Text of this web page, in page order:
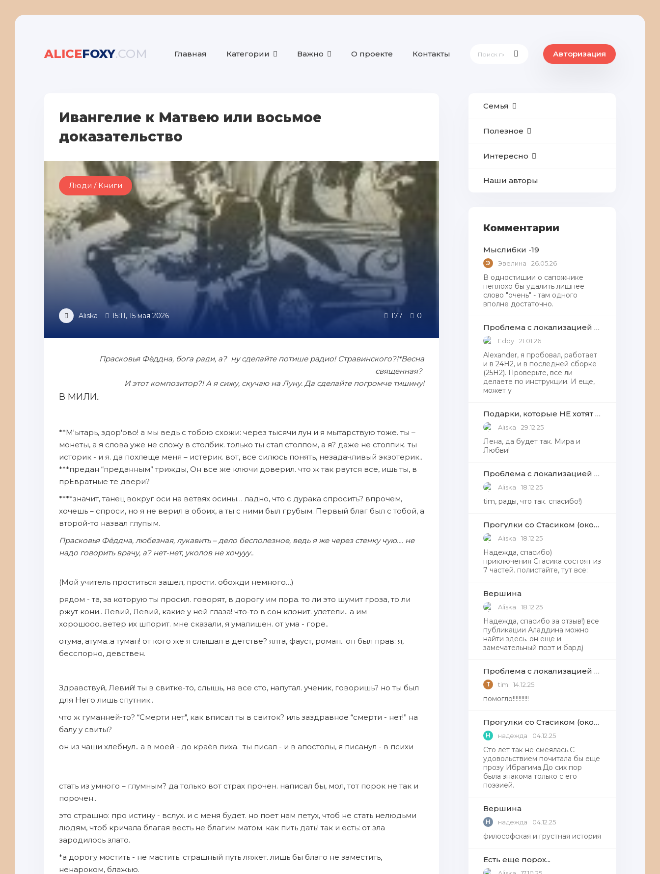
ALICEFOXY.COM Главная Категории Важно О проекте Контакты Авторизация
Ивангелие к Матвею или восьмое
доказательство
Люди / Книги
Aliska 15:11, 15 мая 2026 177 0
Прасковья Фёддна, бога ради, а? ну сделайте потише радио! Стравинского?!*Весна
священная?
И этот композитор?! А я сижу, скучаю на Луну. Да сделайте погромче тишину!
В МИЛИ..
**М'ытарь, здор'ово! а мы ведь с тобою схожи: через тысячи лун и я мытарствую тоже. ты –
монеты, а я слова уже не сложу в столбик. только ты стал столпом, а я? даже не столпик. ты
историк - и я. да похлеще меня – истерик. вот, все силюсь понять, незадачливый экзотерик..
***предан “преданным” трижды, Он все же ключи доверил. что ж так рвутся все, ишь ты, в
прЕвратные те двери?
****значит, танец вокруг оси на ветвях осины… ладно, что с дурака спросить? впрочем,
хочешь – спроси, но я не верил в обоих, а ты с ними был грубым. Первый благ был с тобой, а
второй-то назвал глупым.
Прасковья Фёддна, любезная, лукавить – дело бесполезное, ведь я же через стенку чую…. не
надо говорить врачу, а? нет-нет, уколов не хочууу..
(Мой учитель проститься зашел, прости. обожди немного…)
рядом - та, за которую ты просил. говорят, в дорогу им пора. то ли это шумит гроза, то ли
ржут кони.. Левий, Левий, какие у ней глаза! что-то в сон клонит. улетели.. а им
хорошооо..ветер их шпорит. мне сказали, я умалишен. от ума - горе..
отума, атума..а туман! от кого же я слышал в детстве? ялта, фауст, роман.. он был прав: я,
бесспорно, девствен.
Здравствуй, Левий! ты в свитке-то, слышь, на все сто, напутал. ученик, говоришь? но ты был
для Него лишь спутник..
что ж гуманней-то? “Смерти нет", как вписал ты в свиток? иль заздравное “смерти - нет!” на
балу у свиты?
он из чаши хлебнул.. а в моей - до краёв лиха. ты писал - и в апостолы, я писанул - в психи
стать из умного – глумным? да только вот страх прочен. написал бы, мол, тот порок не так и
порочен..
это страшно: про истину - вслух. и с меня будет. но поет нам петух, чтоб не стать нелюдьми
людям, чтоб кричала благая весть не благим матом. как пить дать! так и есть: от зла
зародилось злато.
*а дорогу мостить - не мастить. страшный путь ляжет. лишь бы благо не заместить,
ненароком, блажью.
Семья
Полезное
Интересно
Наши авторы
Комментарии
Мыслибки -19
Э Эвелина 26.05.26
В одностишии о сапожнике
неплохо бы удалить лишнее
слово "очень" - там одного
вполне достаточно.
Проблема с локализацией языков Windows Defender, Microsoft Store в Windows 11
Eddy 21.01.26
Alexander, я пробовал, работает
и в 24H2, и в последней сборке
(25H2). Проверьте, все ли
делаете по инструкции. И еще,
может у
Подарки, которые НЕ хотят получать от Деда Мороза
Aliska 29.12.25
Лена, да будет так. Мира и
Любви!
Проблема с локализацией языков Windows Defender, Microsoft Store в Windows 11
Aliska 18.12.25
tim, рады, что так. спасибо!)
Прогулки со Стасиком (окончание)
Aliska 18.12.25
Надежда, спасибо)
приключения Стасика состоят из
7 частей. полистайте, тут все:
Вершина
Aliska 18.12.25
Надежда, cпасибо за отзыв!) все
публикации Аладдина можно
найти здесь. он еще и
замечательный поэт и бард)
Проблема с локализацией языков Windows Defender, Microsoft Store в Windows 11
T tim 14.12.25
помогло!!!!!!!!!!!
Прогулки со Стасиком (окончание)
Н надежда 04.12.25
Сто лет так не смеялась.С
удовольствием почитала бы еще
прозу Ибрагима.До сих пор
была знакома только с его
поэзией.
Вершина
Н надежда 04.12.25
философская и грустная история
Есть еще порох...